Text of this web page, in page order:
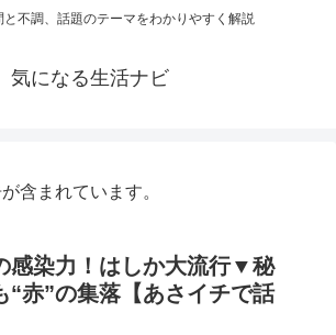
と不調、話題のテーマをわかりやすく解説
気になる生活ナビ
含まれています。
感染力！はしか大流行▼秘
“赤”の集落【あさイチで話